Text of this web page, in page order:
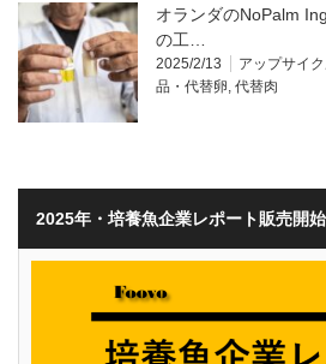
オランダのNoPalm
の工…
2025/2/13 アップサイ
品・代替卵 代替肉
2025年・培養魚企業レポート販売開始